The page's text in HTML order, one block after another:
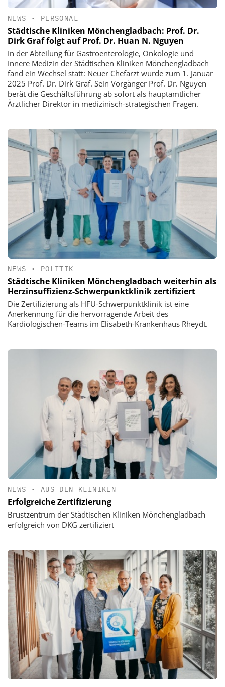
NEWS • PERSONAL
Städtische Kliniken Mönchengladbach: Prof. Dr.
Dirk Graf folgt auf Prof. Dr. Huan N. Nguyen
In der Abteilung für Gastroenterologie, Onkologie und
Innere Medizin der Städtischen Kliniken Mönchengladbach
fand ein Wechsel statt: Neuer Chefarzt wurde zum 1. Januar
2025 Prof. Dr. Dirk Graf. Sein Vorgänger Prof. Dr. Nguyen
berät die Geschäftsführung ab sofort als hauptamtlicher
Ärztlicher Direktor in medizinisch-strategischen Fragen.
NEWS • POLITIK
Städtische Kliniken Mönchengladbach weiterhin als
Herzinsuffizienz-Schwerpunktklinik zertifiziert
Die Zertifizierung als HFU-Schwerpunktklinik ist eine
Anerkennung für die hervorragende Arbeit des
Kardiologischen-Teams im Elisabeth-Krankenhaus Rheydt.
NEWS • AUS DEN KLINIKEN
Erfolgreiche Zertifizierung
Brustzentrum der Städtischen Kliniken Mönchengladbach
erfolgreich von DKG zertifiziert